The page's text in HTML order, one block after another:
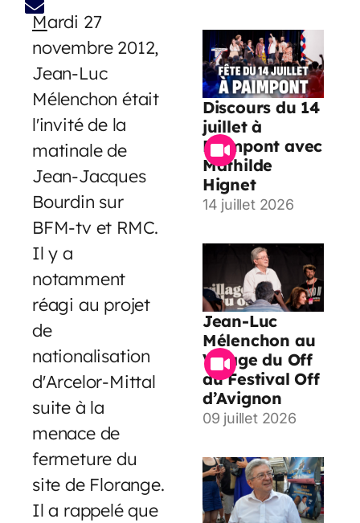
Mardi 27
novembre 2012,
Jean-Luc
Mélenchon était
l'invité de la
matinale de
Jean-Jacques
Bourdin sur
BFM-tv et RMC.
Il y a
notamment
réagi au projet
de
nationalisation
d'Arcelor-Mittal
suite à la
menace de
fermeture du
site de Florange.
Il a rappelé que
Discours du 14
juillet à
Paimpont avec
Mathilde
Hignet
14 juillet 2026
Jean-Luc
Mélenchon au
Village du Off
du Festival Off
d’Avignon
09 juillet 2026